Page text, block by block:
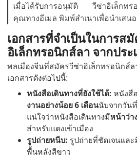
เมื่อได้รับการอนุมัติ วีซ่าอิเล็กทรอ
คุณทางอีเมล พิมพ์สำเนาเพื่อนำเสน
เอกสารที่จำเป็นในการส
อิเล็กทรอนิกส์ลา จากประ
พลเมืองจีนที่สมัครวีซ่าอิเล็กทรอนิกส์
เอกสารดังต่อไปนี้:
หนังสือเดินทางที่ยังใช้ได้: หนังสื
งานอย่างน้อย 6 เดือนนับจากวัน
แน่ใจว่าหนังสือเดินทางมีหน้าว่า
สำหรับแดงเข้าเมือง
รูปถ่ายหนีบ: รูปถ่ายที่ชัดเจนแล
พื้นหลังสีขาว